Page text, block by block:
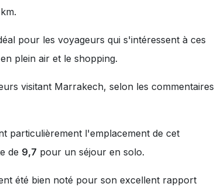
pour les voyageurs qui s'intéressent à ces
plein air et le shopping.
visitant Marrakech, selon les commentaires
particulièrement l'emplacement de cet
de 9,7 pour un séjour en solo.
été bien noté pour son excellent rapport